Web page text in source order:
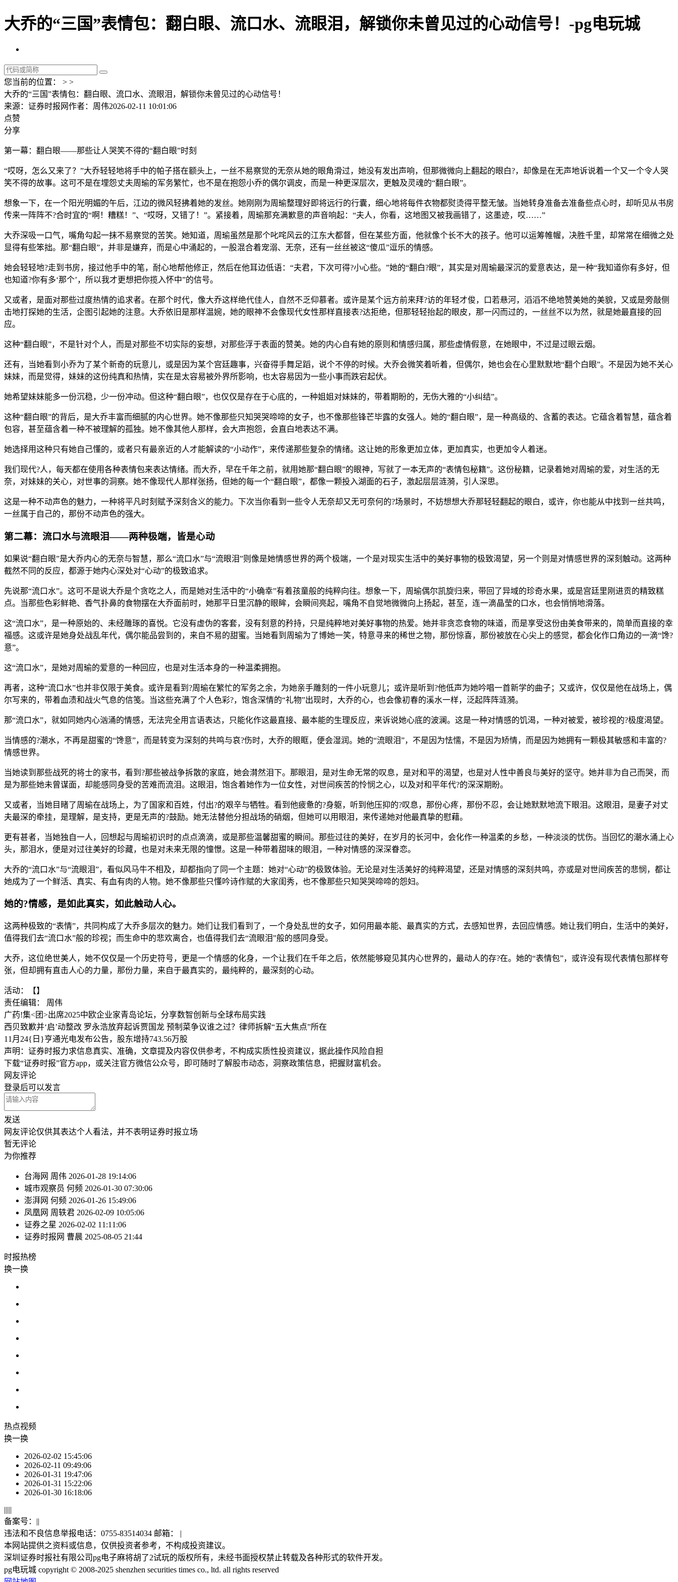
大乔的“三国”表情包：翻白眼、流口水、流眼泪，解锁你未曾见过的心动信号！-pg电玩城
您当前的位置： > >
大乔的“三国”表情包：翻白眼、流口水、流眼泪，解锁你未曾见过的心动信号！
来源：证券时报网作者：周伟2026-02-11 10:01:06
点赞
分享
第一幕：翻白眼——那些让人哭笑不得的“翻白眼”时刻
“哎呀，怎么又来了？”大乔轻轻地将手中的帕子搭在额头上，一丝不易察觉的无奈从她的眼角滑过，她没有发出声响，但那微微向上翻起的眼白?，却像是在无声地诉说着一个又一个令人哭
笑不得的故事。这可不是在埋怨丈夫周瑜的军务繁忙，也不是在抱怨小乔的偶尔调皮，而是一种更深层次，更触及灵魂的“翻白眼”。
想象一下，在一个阳光明媚的午后，江边的微风轻拂着她的发丝。她刚刚为周瑜整理好即将远行的行囊，细心地将每件衣物都熨烫得平整无皱。当她转身准备去准备些点心时，却听见从书房
传来一阵阵不?合时宜的“啊！糟糕！”、“哎呀，又错了！”。紧接着，周瑜那充满歉意的声音响起：“夫人，你看，这地图又被我画错了，这墨迹，哎……”
大乔深吸一口气，嘴角勾起一抹不易察觉的苦笑。她知道，周瑜虽然是那个叱咤风云的江东大都督，但在某些方面，他就像个长不大的孩子。他可以运筹帷幄，决胜千里，却常常在细微之处
显得有些笨拙。那“翻白眼”，并非是嫌弃，而是心中涌起的，一股混合着宠溺、无奈，还有一丝丝被这“傻瓜”逗乐的情感。
她会轻轻地?走到书房，接过他手中的笔，耐心地帮他修正，然后在他耳边低语：“夫君，下次可得?小心些。”她的“翻白?眼”，其实是对周瑜最深沉的爱意表达，是一种“我知道你有多好，但
也知道?你有多‘那个’，所以我才更想把你揽入怀中”的信号。
又或者，是面对那些过度热情的追求者。在那个时代，像大乔这样绝代佳人，自然不乏仰慕者。或许是某个远方前来拜?访的年轻才俊，口若悬河，滔滔不绝地赞美她的美貌，又或是旁敲侧
击地打探她的生活，企图引起她的注意。大乔依旧是那样温婉，她的眼神不会像现代女性那样直接表?达拒绝，但那轻轻抬起的眼皮，那一闪而过的，一丝丝不以为然，就是她最直接的回
应。
这种“翻白眼”，不是针对个人，而是对那些不切实际的妄想，对那些浮于表面的赞美。她的内心自有她的原则和情感归属，那些虚情假意，在她眼中，不过是过眼云烟。
还有，当她看到小乔为了某个新奇的玩意儿，或是因为某个宫廷趣事，兴奋得手舞足蹈，说个不停的时候。大乔会微笑着听着，但偶尔，她也会在心里默默地“翻个白眼”。不是因为她不关心
妹妹，而是觉得，妹妹的这份纯真和热情，实在是太容易被外界所影响，也太容易因为一些小事而跌宕起伏。
她希望妹妹能多一份沉稳，少一份冲动。但这种“翻白眼”，也仅仅是存在于心底的，一种姐姐对妹妹的，带着期盼的，无伤大雅的“小纠结”。
这种“翻白眼”的背后，是大乔丰富而细腻的内心世界。她不像那些只知哭哭啼啼的女子，也不像那些锋芒毕露的女强人。她的“翻白眼”，是一种高级的、含蓄的表达。它蕴含着智慧，蕴含着
包容，甚至蕴含着一种不被理解的孤独。她不像其他人那样，会大声抱怨，会直白地表达不满。
她选择用这种只有她自己懂的，或者只有最亲近的人才能解读的“小动作”，来传递那些复杂的情绪。这让她的形象更加立体，更加真实，也更加令人着迷。
我们现代?人，每天都在使用各种表情包来表达情绪。而大乔，早在千年之前，就用她那“翻白眼”的眼神，写就了一本无声的“表情包秘籍”。这份秘籍，记录着她对周瑜的爱，对生活的无
奈，对妹妹的关心，对世事的洞察。她不像现代人那样张扬，但她的每一个“翻白眼”，都像一颗投入湖面的石子，激起层层涟漪，引人深思。
这是一种不动声色的魅力，一种将平凡时刻赋予深刻含义的能力。下次当你看到一些令人无奈却又无可奈何的?场景时，不妨想想大乔那轻轻翻起的眼白，或许，你也能从中找到一丝共鸣，
一丝属于自己的，那份不动声色的强大。
第二幕：流口水与流眼泪——两种极端，皆是心动
如果说“翻白眼”是大乔内心的无奈与智慧，那么“流口水”与“流眼泪”则像是她情感世界的两个极端，一个是对现实生活中的美好事物的极致渴望，另一个则是对情感世界的深刻触动。这两种
截然不同的反应，都源于她内心深处对“心动”的极致追求。
先说那“流口水”。这可不是说大乔是个贪吃之人，而是她对生活中的“小确幸”有着孩童般的纯粹向往。想象一下，周瑜偶尔凯旋归来，带回了异域的珍奇水果，或是宫廷里刚进贡的精致糕
点。当那些色彩鲜艳、香气扑鼻的食物摆在大乔面前时，她那平日里沉静的眼眸，会瞬间亮起，嘴角不自觉地微微向上扬起，甚至，连一滴晶莹的口水，也会悄悄地滑落。
这“流口水”，是一种原始的、未经雕琢的喜悦。它没有虚伪的客套，没有刻意的矜持，只是纯粹地对美好事物的热爱。她并非贪恋食物的味道，而是享受这份由美食带来的，简单而直接的幸
福感。这或许是她身处战乱年代，偶尔能品尝到的，来自不易的甜蜜。当她看到周瑜为了博她一笑，特意寻来的稀世之物，那份惊喜，那份被放在心尖上的感觉，都会化作口角边的一滴“馋?
意”。
这“流口水”，是她对周瑜的爱意的一种回应，也是对生活本身的一种温柔拥抱。
再者，这种“流口水”也并非仅限于美食。或许是看到?周瑜在繁忙的军务之余，为她亲手雕刻的一件小玩意儿；或许是听到?他低声为她吟唱一首新学的曲子；又或许，仅仅是他在战场上，偶
尔写来的，带着血渍和战火气息的信笺。当这些充满了个人色彩?，饱含深情的“礼物”出现时，大乔的心，也会像初春的溪水一样，泛起阵阵涟漪。
那“流口水”，就如同她内心汹涌的情感，无法完全用言语表达，只能化作这最直接、最本能的生理反应，来诉说她心底的波澜。这是一种对情感的饥渴，一种对被爱，被珍视的?极度渴望。
当情感的?潮水，不再是甜蜜的“馋意”，而是转变为深刻的共鸣与哀?伤时，大乔的眼眶，便会湿润。她的“流眼泪”，不是因为怯懦，不是因为矫情，而是因为她拥有一颗极其敏感和丰富的?
情感世界。
当她读到那些战死的将士的家书，看到?那些被战争拆散的家庭，她会潸然泪下。那眼泪，是对生命无常的叹息，是对和平的渴望，也是对人性中善良与美好的坚守。她并非为自己而哭，而
是为那些她未曾谋面，却能感同身受的苦难而流泪。这眼泪，饱含着她作为一位女性，对世间疾苦的怜悯之心，以及对和平年代?的深深期盼。
又或者，当她目睹了周瑜在战场上，为了国家和百姓，付出?的艰辛与牺牲。看到他疲惫的?身躯，听到他压抑的?叹息，那份心疼，那份不忍，会让她默默地流下眼泪。这眼泪，是妻子对丈
夫最深的牵挂，是理解，是支持，更是无声的?鼓励。她无法替他分担战场的硝烟，但她可以用眼泪，来传递她对他最真挚的慰藉。
更有甚者，当她独自一人，回想起与周瑜初识时的点点滴滴，或是那些温馨甜蜜的瞬间。那些过往的美好，在岁月的长河中，会化作一种温柔的乡愁，一种淡淡的忧伤。当回忆的潮水涌上心
头，那泪水，便是对过往美好的珍藏，也是对未来无限的憧憬。这是一种带着甜味的眼泪，一种对情感的深深眷恋。
大乔的“流口水”与“流眼泪”，看似风马牛不相及，却都指向了同一个主题：她对“心动”的极致体验。无论是对生活美好的纯粹渴望，还是对情感的深刻共鸣，亦或是对世间疾苦的悲悯，都让
她成为了一个鲜活、真实、有血有肉的人物。她不像那些只懂吟诗作赋的大家闺秀，也不像那些只知哭哭啼啼的怨妇。
她的?情感，是如此真实，如此触动人心。
这两种极致的“表情”，共同构成了大乔多层次的魅力。她们让我们看到了，一个身处乱世的女子，如何用最本能、最真实的方式，去感知世界，去回应情感。她让我们明白，生活中的美好，
值得我们去“流口水”般的珍视；而生命中的悲欢离合，也值得我们去“流眼泪”般的感同身受。
大乔，这位绝世美人，她不仅仅是一个历史符号，更是一个情感的化身，一个让我们在千年之后，依然能够窥见其内心世界的，最动人的存?在。她的“表情包”，或许没有现代表情包那样夸
张，但却拥有直击人心的力量，那份力量，来自于最真实的，最纯粹的，最深刻的心动。
活动：【】
责任编辑： 周伟
广药!集<团>出席2025中欧企业家青岛论坛，分享数智创新与全球布局实践
西贝致歉并‘启’动整改 罗永浩放弃起诉贾国龙 预制菜争议谁之过？律师拆解“五大焦点”所在
11月24{日}亨通光电发布公告，股东增持743.56万股
声明：证券时报力求信息真实、准确，文章提及内容仅供参考，不构成实质性投资建议，据此操作风险自担
下载“证券时报”官方app，或关注官方微信公众号，即可随时了解股市动态，洞察政策信息，把握财富机会。
网友评论
登录后可以发言
发送
网友评论仅供其表达个人看法，并不表明证券时报立场
暂无评论
为你推荐
台海网 周伟 2026-01-28 19:14:06
城市观察员 何频 2026-01-30 07:30:06
澎湃网 何频 2026-01-26 15:49:06
凤凰网 周轶君 2026-02-09 10:05:06
证券之星 2026-02-02 11:11:06
证券时报网 曹晨 2025-08-05 21:44
时报热榜
换一换
热点视频
换一换
2026-02-02 15:45:06
2026-02-11 09:49:06
2026-01-31 19:47:06
2026-01-31 15:22:06
2026-01-30 16:18:06
|||||
备案号： ||
违法和不良信息举报电话：0755-83514034 邮箱： |
本网站提供之资料或信息，仅供投资者参考，不构成投资建议。
深圳证券时报社有限公司pg电子麻将胡了2试玩的版权所有，未经书面授权禁止转载及各种形式的软件开发。
pg电玩城 copyright © 2008-2025 shenzhen securities times co., ltd. all rights reserved